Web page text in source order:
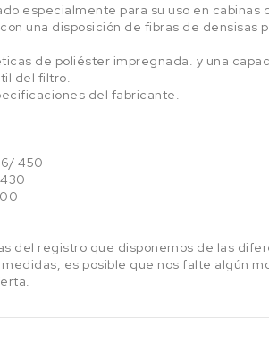
especialmente para su uso en
una disposición de fibras de
de poliéster impregnada. y una
del filtro.
del fabricante.
450
del registro que disponemos de las
es posible que nos falte algún